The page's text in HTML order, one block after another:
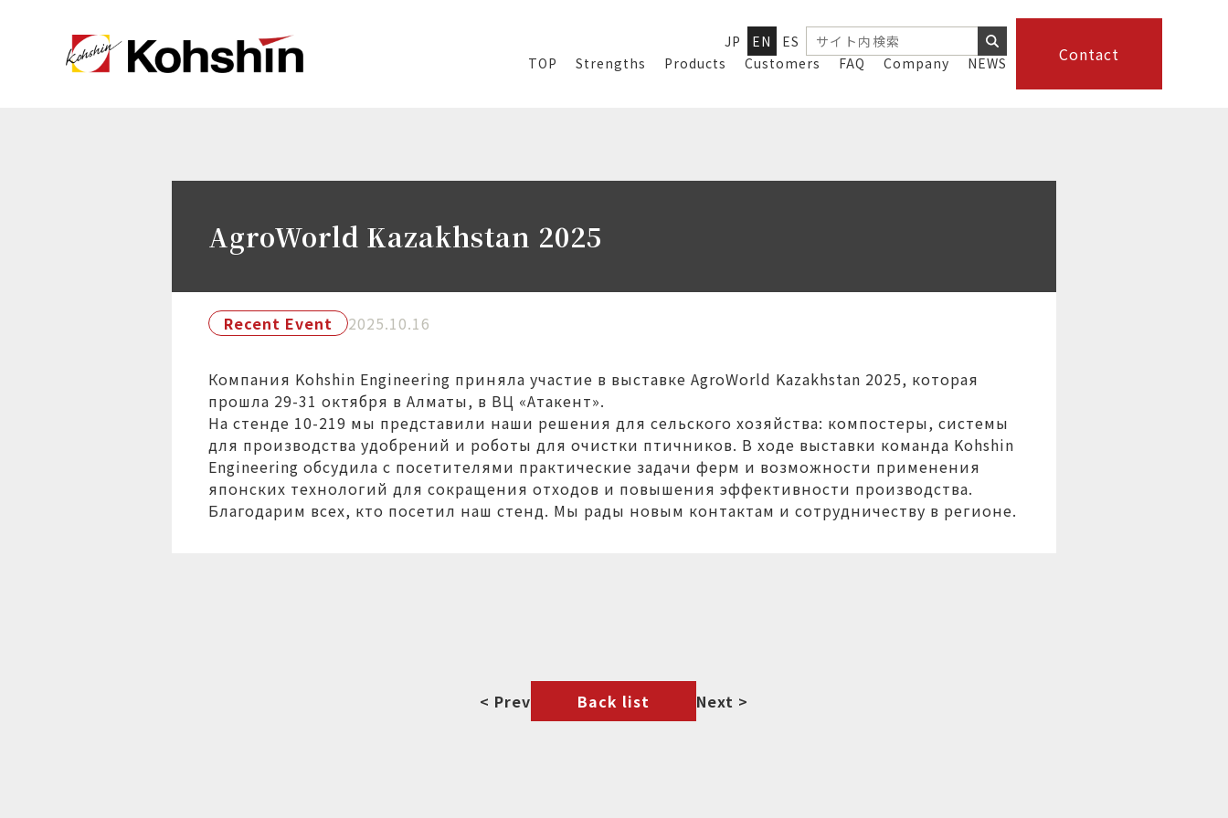
JP EN
ES
TOP
Strengths Products Customers FAQ Company NEWS Contact
AgroWorld Kazakhstan 2025
Recent Event 2025.10.16
Компания Kohshin Engineering приняла участие в выставке AgroWorld Kazakhstan 2025, которая
прошла 29-31 октября в Алматы, в ВЦ «Атакент».
На стенде 10-219 мы представили наши решения для сельского хозяйства: компостеры, системы
для производства удобрений и роботы для очистки птичников. В ходе выставки команда Kohshin
Engineering обсудила с посетителями практические задачи ферм и возможности применения
японских технологий для сокращения отходов и повышения эффективности производства.
Благодарим всех, кто посетил наш стенд. Мы рады новым контактам и сотрудничеству в регионе.
< Prev Back list Next >